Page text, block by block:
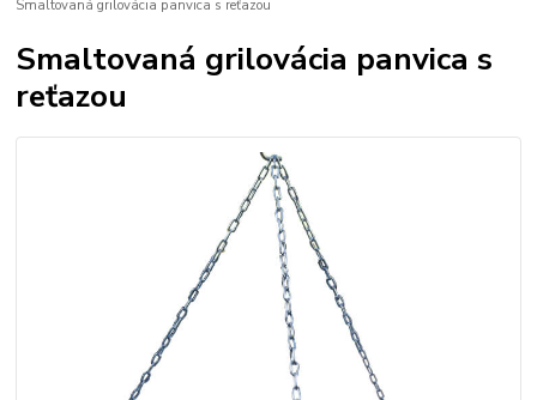
Smaltovaná grilovácia panvica s reťazou
Smaltovaná grilovácia panvica s
reťazou